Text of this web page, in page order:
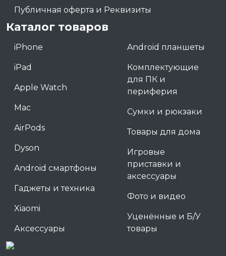
Публичная оферта и Реквизиты
Каталог товаров
iPhone
iPad
Apple Watch
Mac
AirPods
Dyson
Android смартфоны
Гаджеты и техника
Xiaomi
Аксессуары
Android планшеты
Комплектующие
для ПК и
периферия
Сумки и рюкзаки
Товары для дома
Игровые
приставки и
аксессуары
Фото и видео
Уценённые и Б/У
товары